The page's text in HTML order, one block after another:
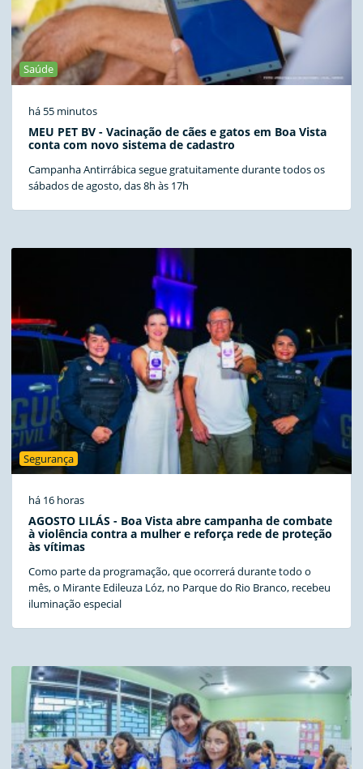
Saúde
há 55 minutos
MEU PET BV - Vacinação de cães e gatos em Boa Vista
conta com novo sistema de cadastro
Campanha Antirrábica segue gratuitamente durante todos os
sábados de agosto, das 8h às 17h
Segurança
há 16 horas
AGOSTO LILÁS - Boa Vista abre campanha de combate
à violência contra a mulher e reforça rede de proteção
às vítimas
Como parte da programação, que ocorrerá durante todo o
mês, o Mirante Edileuza Lóz, no Parque do Rio Branco, recebeu
iluminação especial